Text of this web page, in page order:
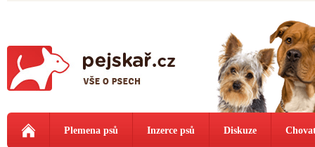
Plemena psů Inzerce psů Diskuze